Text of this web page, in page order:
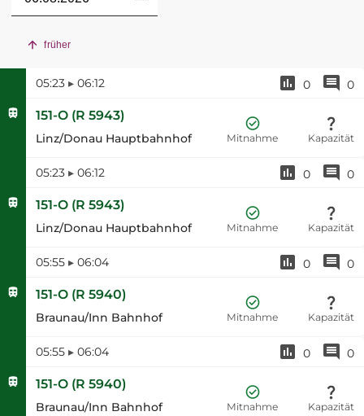
früher
05:23 ▸ 06:12 0 0
151-O (R 5943)
Linz/Donau Hauptbahnhof Mitnahme Kapazität
05:23 ▸ 06:12 0 0
151-O (R 5943)
Linz/Donau Hauptbahnhof Mitnahme Kapazität
05:55 ▸ 06:04 0 0
151-O (R 5940)
Braunau/Inn Bahnhof Mitnahme Kapazität
05:55 ▸ 06:04 0 0
151-O (R 5940)
Braunau/Inn Bahnhof Mitnahme Kapazität